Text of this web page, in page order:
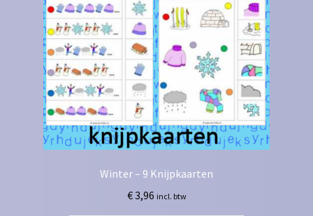
Winter – 9 Knijpkaarten
€3,96 incl. btw